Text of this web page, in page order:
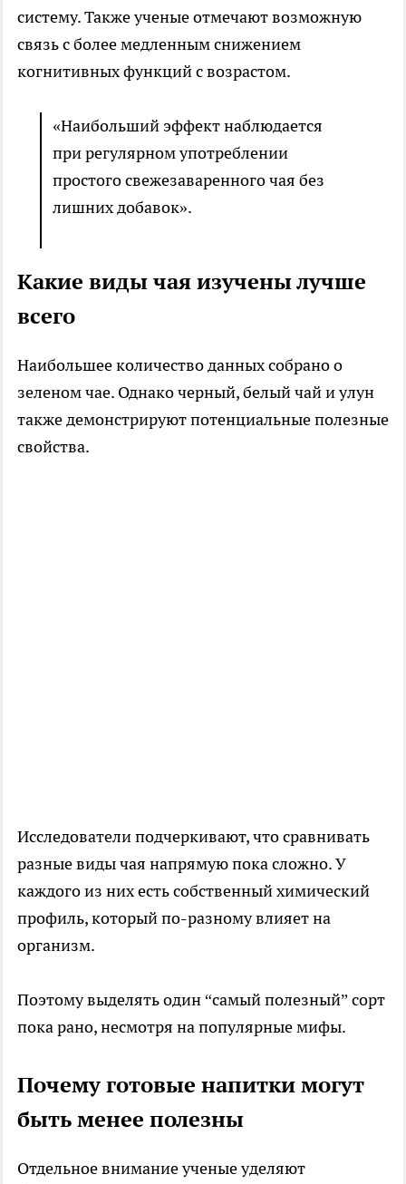
систему. Также ученые отмечают возможную
связь с более медленным снижением
когнитивных функций с возрастом.
«Наибольший эффект наблюдается
при регулярном употреблении
простого свежезаваренного чая без
лишних добавок».
Какие виды чая изучены лучше
всего
Наибольшее количество данных собрано о
зеленом чае. Однако черный, белый чай и улун
также демонстрируют потенциальные полезные
свойства.
Исследователи подчеркивают, что сравнивать
разные виды чая напрямую пока сложно. У
каждого из них есть собственный химический
профиль, который по-разному влияет на
организм.
Поэтому выделять один “самый полезный” сорт
пока рано, несмотря на популярные мифы.
Почему готовые напитки могут
быть менее полезны
Отдельное внимание ученые уделяют